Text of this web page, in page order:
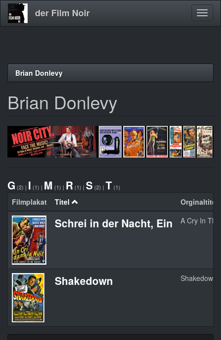
Direkt
der Film Noir
Brian Donlevy
Brian Donlevy
G (2) | I (1) | M (1) | R (1) | S (2) | T (1)
Filmplakat Titel Orginaltitel
Schrei in der Nacht, Ein A Cry In
Shakedown Shakedown